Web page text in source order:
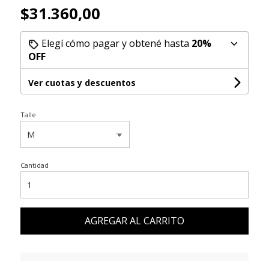
$31.360,00
Elegí cómo pagar y obtené hasta 20%
OFF
Ver cuotas y descuentos
Talle
Cantidad
AGREGAR AL CARRITO